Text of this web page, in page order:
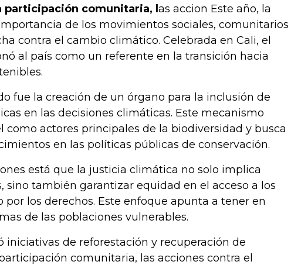
comunitaria, l as accion Este año, la
de los movimientos sociales, comunitarios
contra el cambio climático. Celebrada en Cali, el
al país como un referente en la transición hacia
fue la creación de un órgano para la inclusión de
en las decisiones climáticas. Este mecanismo
como actores principales de la biodiversidad y busca
en las políticas públicas de conservación.
está que la justicia climática no solo implica
sino también garantizar equidad en el acceso a los
por los derechos. Este enfoque apunta a tener en
de las poblaciones vulnerables.
iniciativas de reforestación y recuperación de
comunitaria, las acciones contra el